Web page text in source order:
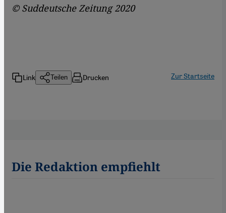
© Suddeutsche Zeitung 2020
Link Teilen Drucken Zur Startseite
Die Redaktion empfiehlt